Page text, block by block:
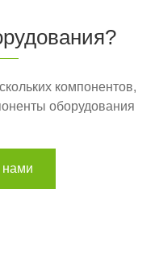
компонентов,
оборудования
нами